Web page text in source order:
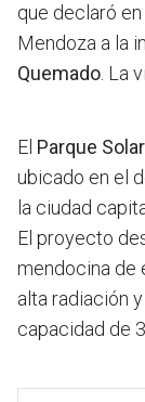
que declaró
Mendoza a la
Quemado . La
El Parque
ubicado en el
la ciudad
El proyecto
mendocina de
alta radiación
capacidad de